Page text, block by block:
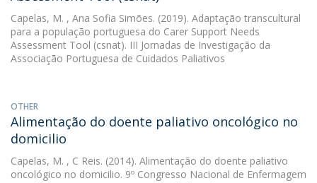
Capelas, M. , Ana Sofia Simões. (2019). Adaptação transcultural
para a população portuguesa do Carer Support Needs
Assessment Tool (csnat). III Jornadas de Investigação da
Associação Portuguesa de Cuidados Paliativos
OTHER
Alimentação do doente paliativo oncológico no
domicilio
Capelas, M. , C Reis. (2014). Alimentação do doente paliativo
oncológico no domicilio. 9º Congresso Nacional de Enfermagem